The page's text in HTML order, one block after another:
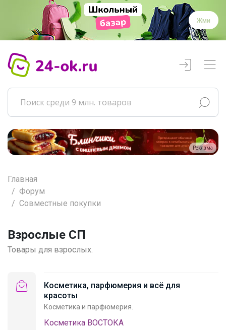
Жми
Реклама
Главная
Форум
Совместные покупки
Взрослые СП
Товары для взрослых.
Косметика, парфюмерия и всё для
красоты
Косметика и парфюмерия.
Косметика ВОСТОКА